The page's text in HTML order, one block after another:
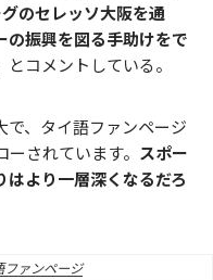
グのセレッソ大阪を通
の振興を図る手助けをで
とコメントしている。
、タイ語ファンページ
されています。 スポー
より一層深くなるだろ